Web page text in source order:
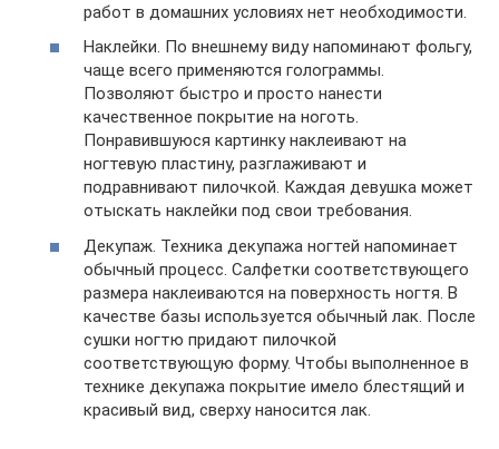
работ в домашних условиях нет необходимости.
Наклейки. По внешнему виду напоминают фольгу,
чаще всего применяются голограммы.
Позволяют быстро и просто нанести
качественное покрытие на ноготь.
Понравившуюся картинку наклеивают на
ногтевую пластину, разглаживают и
подравнивают пилочкой. Каждая девушка может
отыскать наклейки под свои требования.
Декупаж. Техника декупажа ногтей напоминает
обычный процесс. Салфетки соответствующего
размера наклеиваются на поверхность ногтя. В
качестве базы используется обычный лак. После
сушки ногтю придают пилочкой
соответствующую форму. Чтобы выполненное в
технике декупажа покрытие имело блестящий и
красивый вид, сверху наносится лак.